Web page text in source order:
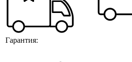
Гарантия: